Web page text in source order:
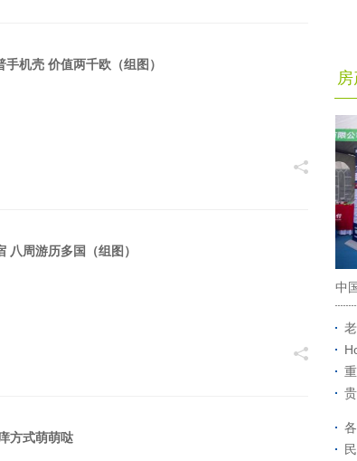
机壳 价值两千欧（组图）
八周游历多国（组图）
方式萌萌哒
中